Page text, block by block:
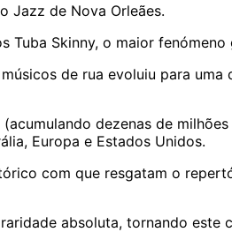
Jazz de Nova Orleães.
Tuba Skinny, o maior
de rua evoluiu para
dezenas de
Europa e Estados Unidos.
com que resgatam o
absoluta, tornando